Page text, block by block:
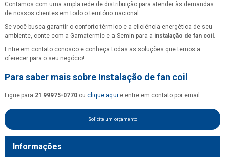
Contamos com uma ampla rede de distribuição para atender às demandas
de nossos clientes em todo o território nacional.
Se você busca garantir o conforto térmico e a eficiência energética de seu
ambiente, conte com a Gamatermic e a Semin para a instalação de fan coil .
Entre em contato conosco e conheça todas as soluções que temos a
oferecer para o seu negócio!
Para saber mais sobre Instalação de fan coil
Ligue para 21 99975-0770 ou clique aqui e entre em contato por email.
Solicite um orçamento
Informações